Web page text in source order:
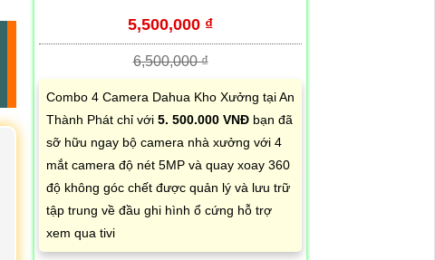
5,500,000 ₫
6,500,000 ₫
Combo 4 Camera Dahua Kho Xưởng tại An
Thành Phát chỉ với 5. 500.000 VNĐ bạn đã
sỡ hữu ngay bộ camera nhà xưởng với 4
mắt camera độ nét 5MP và quay xoay 360
độ không góc chết được quản lý và lưu trữ
tập trung về đầu ghi hình ổ cứng hỗ trợ
xem qua tivi